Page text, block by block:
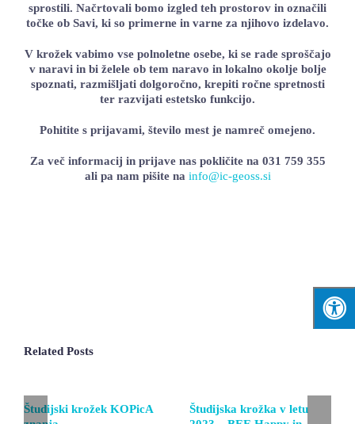
sprostili. Načrtovali bomo izgled teh prostorov in označili
točke ob Savi, ki so primerne in varne za njihovo izdelavo.
V krožek vabimo vse polnoletne osebe, ki se rade sproščajo
v naravi in bi želele ob tem naravo in lokalno okolje bolje
spoznati, razmišljati dolgoročno, krepiti ročne spretnosti
ter razvijati estetsko funkcijo.
Pohitite s prijavami, število mest je namreč omejeno.
Za več informacij in prijave nas pokličite na 031 759 355
ali pa nam pišite na info@ic-geoss.si
Related Posts
Študijski krožek KOPicA
Študijska krožka v letu